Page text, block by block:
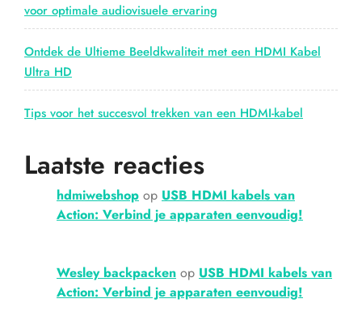
voor optimale audiovisuele ervaring
Ontdek de Ultieme Beeldkwaliteit met een HDMI Kabel
Ultra HD
Tips voor het succesvol trekken van een HDMI-kabel
Laatste reacties
hdmiwebshop op USB HDMI kabels van
Action: Verbind je apparaten eenvoudig!
Wesley backpacken op USB HDMI kabels van
Action: Verbind je apparaten eenvoudig!